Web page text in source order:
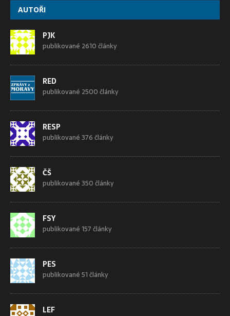
AUTOŘI
PJK
publikované 2610 články
RED
publikované 2500 články
RESP
publikované 376 články
ČŠ
publikované 350 články
FSY
publikované 157 články
PES
publikované 51 články
LEF